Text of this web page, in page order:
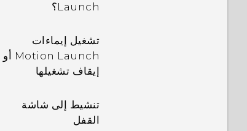
Launch؟
تشغيل إيماءات
Motion Launch أو
إيقاف تشغيلها
تنشيط إلى شاشة
القفل